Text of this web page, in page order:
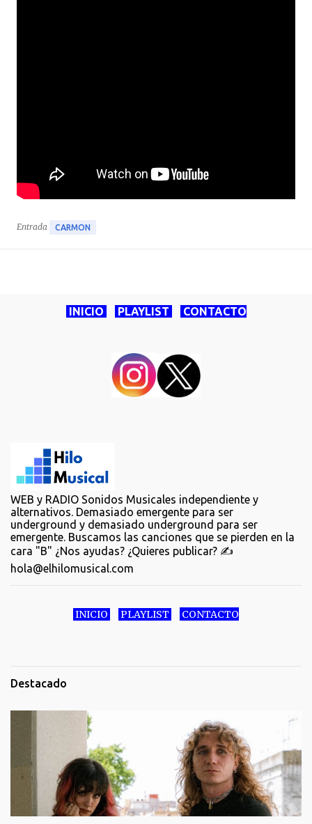
Entrada CARMON
INICIO PLAYLIST CONTACTO
WEB y RADIO Sonidos Musicales independiente y
alternativos. Demasiado emergente para ser
underground y demasiado underground para ser
emergente. Buscamos las canciones que se pierden en la
cara "B" ¿Nos ayudas? ¿Quieres publicar? ✍️
hola@elhilomusical.com
INICIO PLAYLIST CONTACTO
Destacado